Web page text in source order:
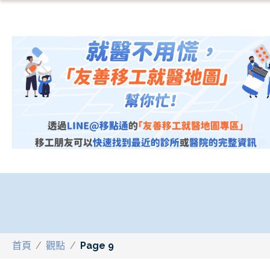
首頁 / 觀點 / Page 9